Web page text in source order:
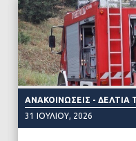
ΑΝΑΚΟΙΝΏΣΕΙΣ - ΔΕΛΤΊΑ
31 ΙΟΥΛΊΟΥ, 2026